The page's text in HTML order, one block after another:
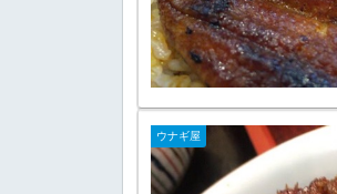
ウナギ屋